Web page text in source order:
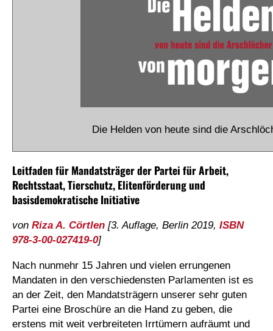
Die Helden von heute sind die
Leitfaden für Mandatsträger der Partei für Arbeit,
Rechtsstaat, Tierschutz, Elitenförderung und
basisdemokratische Initiative
von Riza A. Cörtlen [3. Auflage, Berlin 2019, ISBN
978-3-00-027419-0]
Nach nunmehr 15 Jahren und vielen errungenen
Mandaten in den verschiedensten Parlamenten ist es
an der Zeit, den Mandatsträgern unserer sehr guten
Partei eine Broschüre an die Hand zu geben, die
erstens mit weit verbreiteten Irrtümern aufräumt und